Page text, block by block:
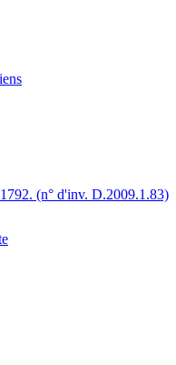
(n° d'inv. D.2009.1.83)